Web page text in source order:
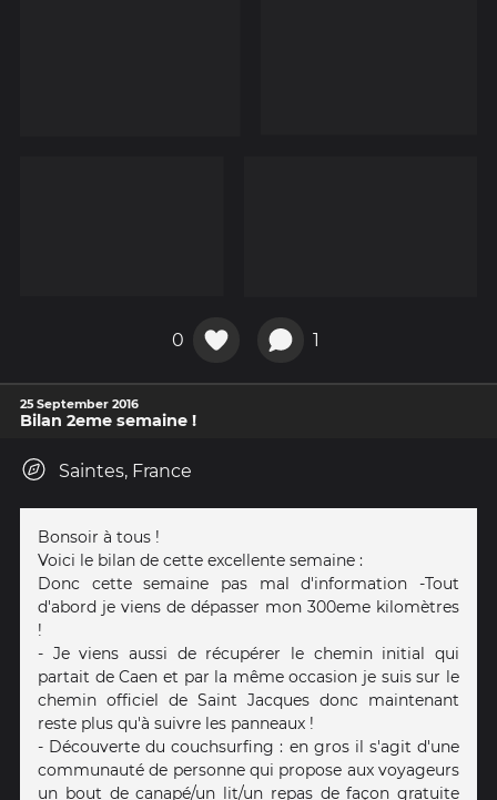
0 1
25 September 2016
Bilan 2eme semaine !
Saintes, France
Bonsoir à tous !
Voici le bilan de cette excellente semaine :
Donc cette semaine pas mal d'information -Tout
d'abord je viens de dépasser mon 300eme kilomètres
!
- Je viens aussi de récupérer le chemin initial qui
partait de Caen et par la même occasion je suis sur le
chemin officiel de Saint Jacques donc maintenant
reste plus qu'à suivre les panneaux !
- Découverte du couchsurfing : en gros il s'agit d'une
communauté de personne qui propose aux voyageurs
un bout de canapé/un lit/un repas de façon gratuite